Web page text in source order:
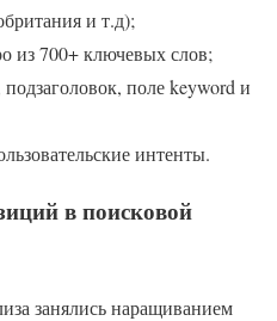
и т.д);
из 700+ ключевых слов;
поле keyword и
интенты.
в поисковой
занялись наращиванием